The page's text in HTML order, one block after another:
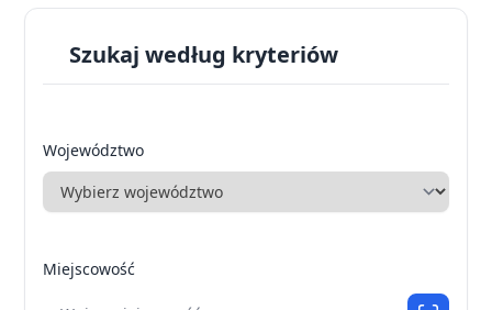
Szukaj według kryteriów
Województwo
Miejscowość